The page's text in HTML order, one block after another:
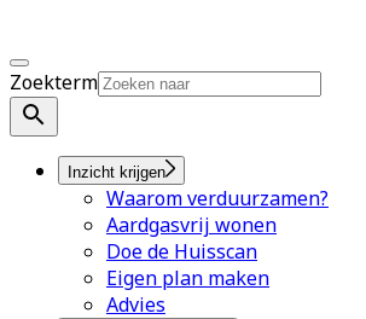
Zoekterm
Inzicht krijgen
Waarom verduurzamen?
Aardgasvrij wonen
Doe de Huisscan
Eigen plan maken
Advies